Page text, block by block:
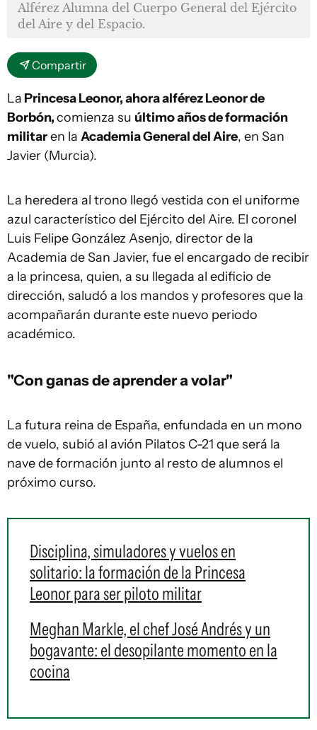
Alférez Alumna del Cuerpo General del Ejército
del Aire y del Espacio.
Compartir
La Princesa Leonor, ahora alférez Leonor de
Borbón,comienza su último años de formación
militaren la Academia General del Aire, en San
Javier (Murcia).
La heredera al trono llegó vestida con el uniforme
azul característico del Ejército del Aire. El coronel
Luis Felipe González Asenjo, director de la
Academia de San Javier, fue el encargado de recibir
a la princesa, quien, a su llegada al edificio de
dirección, saludó a los mandos y profesores que la
acompañarán durante este nuevo periodo
académico.
"Con ganas de aprender a volar"
La futura reina de España, enfundada en un mono
de vuelo, subió al avión Pilatos C-21 que será la
nave de formación junto al resto de alumnos el
próximo curso.
Disciplina, simuladores y vuelos en
solitario: la formación de la Princesa
Leonor para ser piloto militar
Meghan Markle, el chef José Andrés y un
bogavante: el desopilante momento en la
cocina